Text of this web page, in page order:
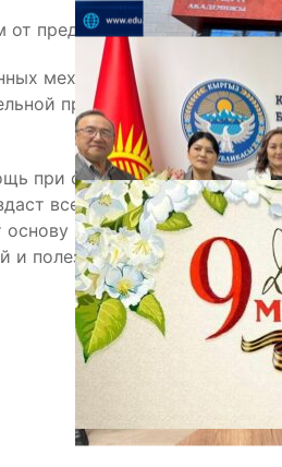
от предложений и обещаний.
механизмов помогающим
программой является
при сознательном и
все условия для наиболее
основу вашей личности и
и полезной учебы.